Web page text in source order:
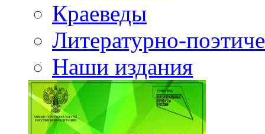
Краеведы
Литературно-
Наши издания